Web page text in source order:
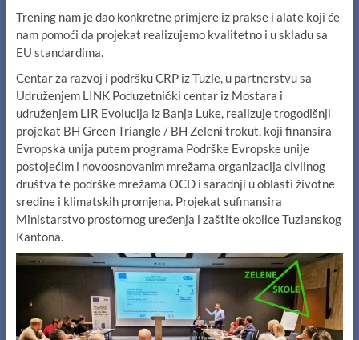
Trening nam je dao konkretne primjere iz prakse i alate koji će
nam pomoći da projekat realizujemo kvalitetno i u skladu sa
EU standardima.
Centar za razvoj i podršku CRP iz Tuzle, u partnerstvu sa
Udruženjem LINK Poduzetnički centar iz Mostara i
udruženjem LIR Evolucija iz Banja Luke, realizuje trogodišnji
projekat BH Green Triangle / BH Zeleni trokut, koji finansira
Evropska unija putem programa Podrške Evropske unije
postojećim i novoosnovanim mrežama organizacija civilnog
društva te podrške mrežama OCD i saradnji u oblasti životne
sredine i klimatskih promjena. Projekat sufinansira
Ministarstvo prostornog uređenja i zaštite okolice Tuzlanskog
Kantona.